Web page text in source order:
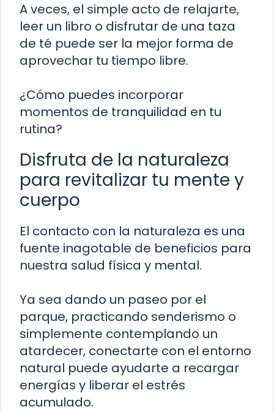
A veces, el simple acto de relajarte,
leer un libro o disfrutar de una taza
de té puede ser la mejor forma de
aprovechar tu tiempo libre.
¿Cómo puedes incorporar
momentos de tranquilidad en tu
rutina?
Disfruta de la naturaleza
para revitalizar tu mente y
cuerpo
El contacto con la naturaleza es una
fuente inagotable de beneficios para
nuestra salud física y mental.
Ya sea dando un paseo por el
parque, practicando senderismo o
simplemente contemplando un
atardecer, conectarte con el entorno
natural puede ayudarte a recargar
energías y liberar el estrés
acumulado.